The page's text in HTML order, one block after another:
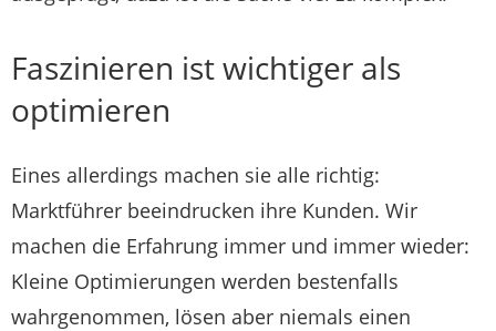
Faszinieren ist wichtiger als
optimieren
Eines allerdings machen sie alle richtig:
Marktführer beeindrucken ihre Kunden. Wir
machen die Erfahrung immer und immer wieder:
Kleine Optimierungen werden bestenfalls
wahrgenommen, lösen aber niemals einen